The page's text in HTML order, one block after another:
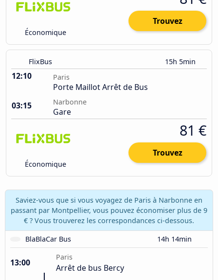
Économique
Trouvez
FlixBus 15h 5min
12:10 Paris
Porte Maillot Arrêt de Bus
03:15
Narbonne
Gare
Économique
81 €
Trouvez
Saviez-vous que si vous voyagez de Paris à Narbonne en
passant par Montpellier, vous pouvez économiser plus de 9
€ ? Vous trouverez les correspondances ci-dessous.
BlaBlaCar Bus
14h 14min
13:00
Paris
Arrêt de bus Bercy